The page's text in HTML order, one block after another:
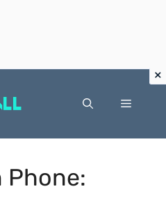
Menu
Phone: